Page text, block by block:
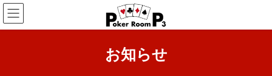
コ
ン
テ
ナ
ビ
ゲ
お知らせ